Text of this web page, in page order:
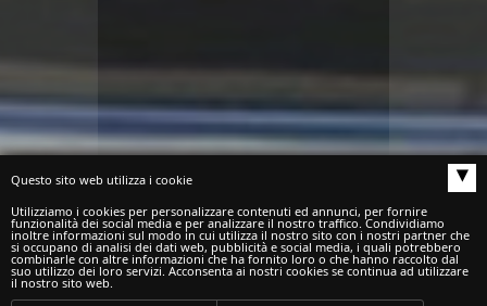
Questo sito web utilizza i cookie ▴
Utilizziamo i cookies per personalizzare contenuti ed annunci, per fornire
funzionalità dei social media e per analizzare il nostro traffico. Condividiamo
inoltre informazioni sul modo in cui utilizza il nostro sito con i nostri partner che
si occupano di analisi dei dati web, pubblicità e social media, i quali potrebbero
combinarle con altre informazioni che ha fornito loro o che hanno raccolto dal
suo utilizzo dei loro servizi. Acconsenta ai nostri cookies se continua ad utilizzare
il nostro sito web.